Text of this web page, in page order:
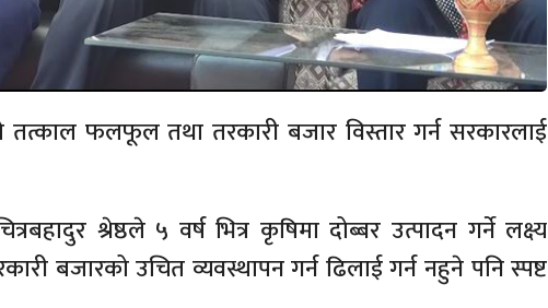
तत्काल फलफूल तथा तरकारी बजार विस्तार गर्न सरकारलाई
श्रेष्ठले ५ वर्ष भित्र कृषिमा दोब्बर उत्पादन गर्ने लक्ष्य
बजारको उचित व्यवस्थापन गर्न ढिलाई गर्न नहुने पनि स्पष्ट